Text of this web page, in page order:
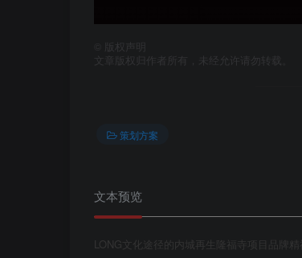
版权声明
文章版权归作者所有，未经允许请勿转载。
策划方案
文本预览
LONG文化途径的内城再生隆福寺项目品牌